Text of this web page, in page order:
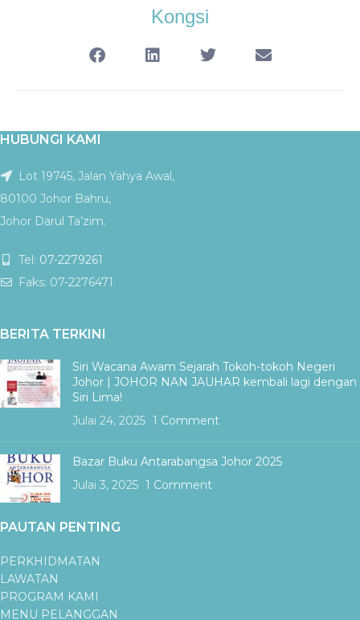
Kongsi
HUBUNGI KAMI
Lot 19745, Jalan Yahya Awal,
80100 Johor Bahru,
Johor Darul Ta’zim.
Tel: 07-2279261
Faks: 07-2276471
BERITA TERKINI
Siri Wacana Awam Sejarah Tokoh-tokoh Negeri
Johor | JOHOR NAN JAUHAR kembali lagi dengan
Siri Lima!
Julai 24, 2025 1 Comment
Bazar Buku Antarabangsa Johor 2025
Julai 3, 2025 1 Comment
PAUTAN PENTING
PERKHIDMATAN
LAWATAN
PROGRAM KAMI
MENU PELANGGAN